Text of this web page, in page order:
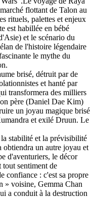
flottant de Talon au
rituels, palettes et enjeux
est habillée en bébé
et le scénario du
de l'histoire légendaire
le mythe du
brisé, détruit par de
et hanté par
transformera des milliers
père (Daniel Dae Kim)
un joyau magique brisé
et exilé Druun. Le
stabilité et la prévisibilité
obtiendra un autre joyau et
d'aventuriers, le décor
sentiment de
confiance : c'est sa propre
» voisine, Gemma Chan
a conduit à la destruction